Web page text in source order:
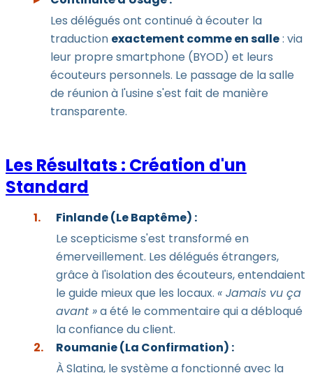
Les délégués ont continué à écouter la
traduction exactement comme en salle: via
leur propre smartphone (BYOD) et leurs
écouteurs personnels. Le passage de la salle
de réunion à l'usine s'est fait de manière
transparente.
Les Résultats : Création d'un
Standard
Finlande (Le Baptême) :
Le scepticisme s'est transformé en
émerveillement. Les délégués étrangers,
grâce à l'isolation des écouteurs, entendaient
le guide mieux que les locaux. « Jamais vu ça
avant »a été le commentaire qui a débloqué
la confiance du client.
Roumanie (La Confirmation) :
À Slatina, le système a fonctionné avec la